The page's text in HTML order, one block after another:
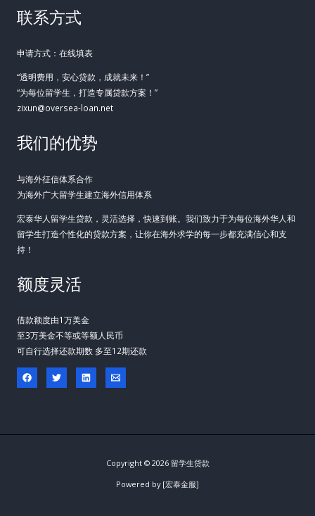
联系方式
申请方式：在线填表
“透明费用，安心贷款，成就未来！”
“为每位留学生，打造专属贷款方案！”
zixun@oversea-loan.net
我们的优势
与海外征信体系合作
为海外广大留学生建立海外信用体系
宏泰华人留学生贷款，灵活选择，快速到账。我们致力于为每位海外华人和
留学生打造个性化的贷款方案，让你在海外求学的每一步都充满信心和支
持！
额度灵活
借款额度由1万美金
至3万美金不等或等额人民币
可自行选择还款期数 多至12期还款
Copyright © 2026 留学生贷款
Powered by [宏泰金服]